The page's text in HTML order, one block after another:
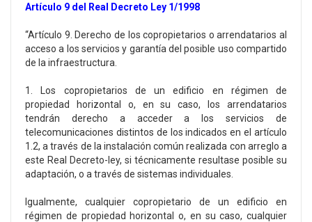
Artículo 9 del Real Decreto Ley 1/1998
“Artículo 9. Derecho de los copropietarios o arrendatarios al
acceso a los servicios y garantía del posible uso compartido
de la infraestructura.
1. Los copropietarios de un edificio en régimen de
propiedad horizontal o, en su caso, los arrendatarios
tendrán derecho a acceder a los servicios de
telecomunicaciones distintos de los indicados en el artículo
1.2, a través de la instalación común realizada con arreglo a
este Real Decreto-ley, si técnicamente resultase posible su
adaptación, o a través de sistemas individuales.
Igualmente, cualquier copropietario de un edificio en
régimen de propiedad horizontal o, en su caso, cualquier